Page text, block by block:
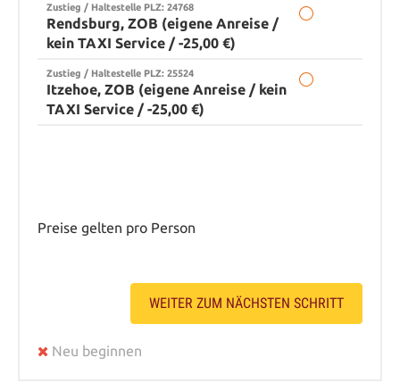
Zustieg / Haltestelle PLZ: 24768
Rendsburg, ZOB (eigene Anreise /
kein TAXI Service / -25,00 €)
Zustieg / Haltestelle PLZ: 25524
Itzehoe, ZOB (eigene Anreise / kein
TAXI Service / -25,00 €)
Preise gelten pro Person
WEITER ZUM NÄCHSTEN SCHRITT
Neu beginnen